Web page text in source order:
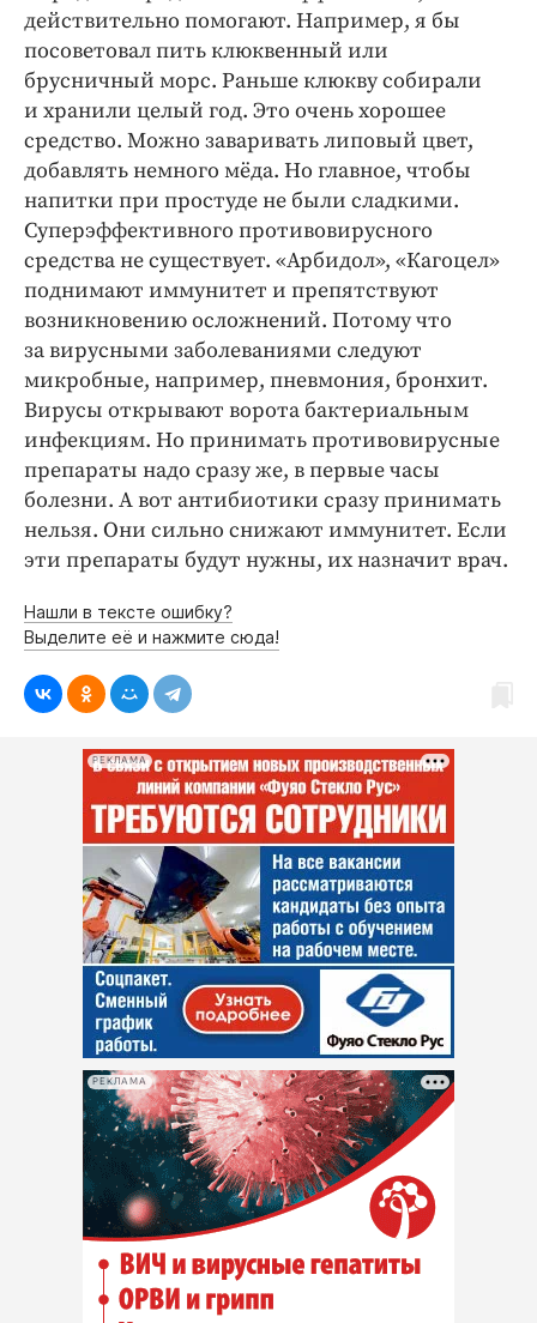
действительно помогают. Например, я бы
посоветовал пить клюквенный или
брусничный морс. Раньше клюкву собирали
и хранили целый год. Это очень хорошее
средство. Можно заваривать липовый цвет,
добавлять немного мёда. Но главное, чтобы
напитки при простуде не были сладкими.
Суперэффективного противовирусного
средства не существует. «Арбидол», «Кагоцел»
поднимают иммунитет и препятствуют
возникновению осложнений. Потому что
за вирусными заболеваниями следуют
микробные, например, пневмония, бронхит.
Вирусы открывают ворота бактериальным
инфекциям. Но принимать противовирусные
препараты надо сразу же, в первые часы
болезни. А вот антибиотики сразу принимать
нельзя. Они сильно снижают иммунитет. Если
эти препараты будут нужны, их назначит врач.
Нашли в тексте ошибку?
Выделите её и нажмите сюда!
РЕКЛАМА
РЕКЛАМА